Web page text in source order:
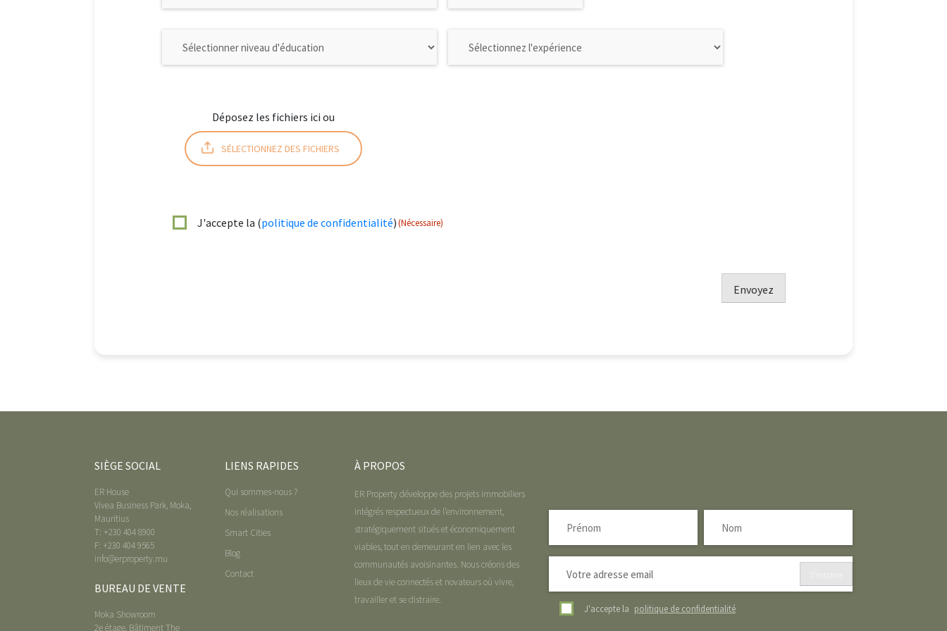
Déposez les fichiers ici ou
SÉLECTIONNEZ DES FICHIERS
J'accepte la (politique de confidentialité)(Nécessaire)
Envoyez
SIÈGE SOCIAL
ER House
Vivea Business Park, Moka,
Mauritius
T: +230 404 8900
F: +230 404 9565
info@erproperty.mu
BUREAU DE VENTE
Moka Showroom
2e étage, Bâtiment The
LIENS RAPIDES
Qui sommes-nous ?
Nos réalisations
Smart Cities
Blog
Contact
À PROPOS
ER Property développe des projets immobiliers
intégrés respectueux de l’environnement,
stratégiquement situés et économiquement
viables, tout en demeurant en lien avec les
communautés avoisinantes. Nous créons des
lieux de vie connectés et novateurs où vivre,
travailler et se distraire.
J'accepte la politique de confidentialité